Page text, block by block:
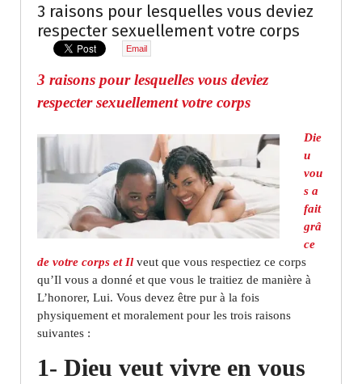
3 raisons pour lesquelles vous deviez
respecter sexuellement votre corps
Email
3 raisons pour lesquelles vous deviez
respecter sexuellement votre corps
Die
u
vou
s a
fait
grâ
ce
de votre corps et Il veut que vous respectiez ce corps
qu’Il vous a donné et que vous le traitiez de manière à
L’honorer, Lui. Vous devez être pur à la fois
physiquement et moralement pour les trois raisons
suivantes :
1- Dieu veut vivre en vous